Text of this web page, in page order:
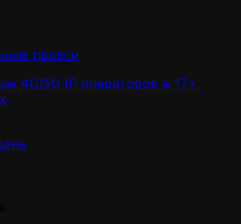
прокси
4G/5G IP операторов в 17+